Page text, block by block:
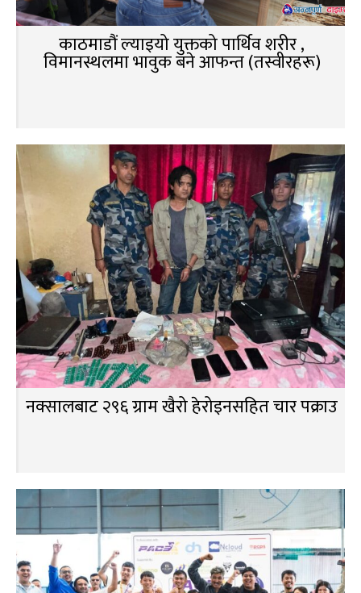
काठमाडौं ल्याइयो युक्तको पार्थिव शरीर ,
विमानस्थलमा भावुक बने आफन्त (तस्वीरहरू)
नक्सालबाट २९६ ग्राम खैरो हेरोइनसहित चार पक्राउ